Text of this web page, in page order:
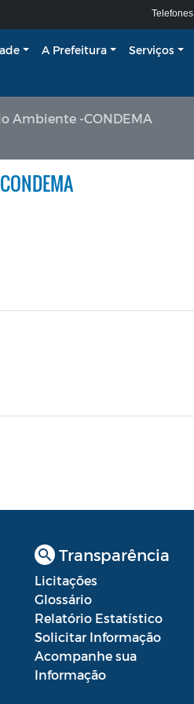
Telefones
A Prefeitura Serviços
Ambiente -CONDEMA
Transparência
Licitações
Glossário
Relatório Estatístico
Solicitar Informação
Acompanhe sua
Informação